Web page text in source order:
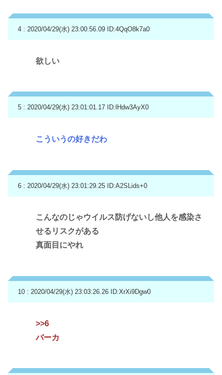
4 : 2020/04/29(水) 23:00:56.09 ID:4QqO8k7a0
欲しい
5 : 2020/04/29(水) 23:01:01.17 ID:lHdw3AyX0
こういうの好きだわ
6 : 2020/04/29(水) 23:01:29.25 ID:A2SLids+0
こんなのじゃウイルス防げないし他人を感染さ
せるリスクがある
真面目にやれ
10 : 2020/04/29(水) 23:03:26.26 ID:XrXi9Dgw0
>>6
バーカ